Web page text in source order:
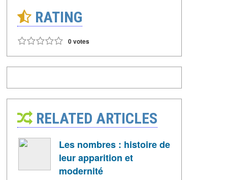
RATING
0 votes
RELATED ARTICLES
Les nombres : histoire de
leur apparition et
modernité